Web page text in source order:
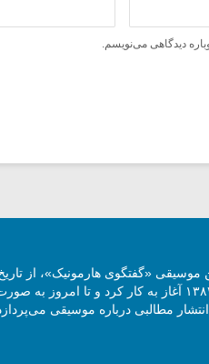
دیدگاهی می‌نویسم.
فروردین ۱۳۸۳ آغاز به کار کرد و تا امروز به
مطالبی درباره موسیقی